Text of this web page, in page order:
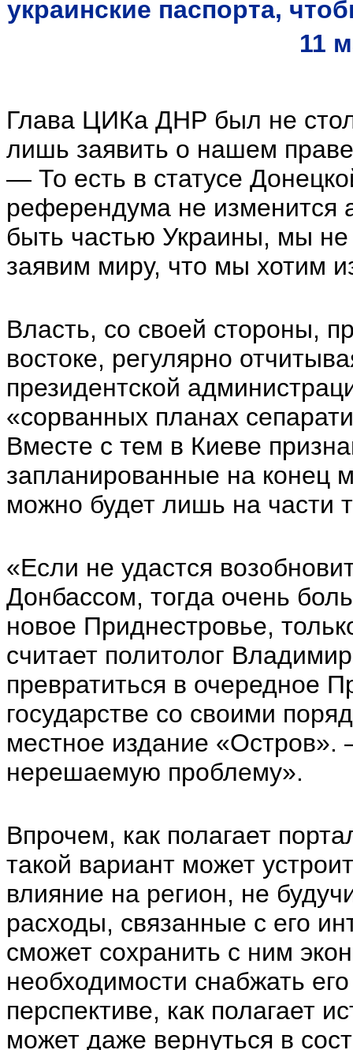
украинские паспорта,
11
Глава ЦИКа ДНР был не
лишь заявить о нашем
— То есть в статусе
референдума не изменится
быть частью Украины, мы
заявим миру, что мы хотим
Власть, со своей стороны,
востоке, регулярно
президентской
«сорванных планах
Вместе с тем в Киеве
запланированные на конец
можно будет лишь на части
«Если не удастся
Донбассом, тогда очень
новое Приднестровье,
считает политолог
превратиться в очередное
государстве со своими
местное издание
нерешаемую проблему».
Впрочем, как полагает
такой вариант может
влияние на регион, не
расходы, связанные с его
сможет сохранить с ним
необходимости снабжать
перспективе, как полагает
может даже вернуться в